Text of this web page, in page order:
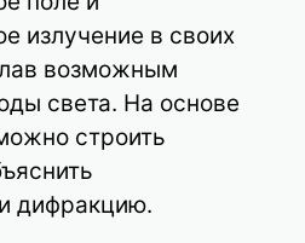
излучение в своих
возможным
света. На основе
строить
дифракцию.